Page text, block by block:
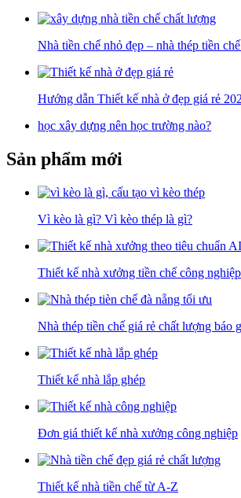
Nhà tiền chế nhỏ đẹp – nhà thép tiền
Hướng dẫn Thiết kế nhà ở đẹp giá rẻ
học xây dựng nên học trường nào?
Sản phẩm mới
Vì kèo là gì? Vì kèo thép là gì?
Thiết kế nhà xưởng tiền chế công
Nhà thép tiền chế giá rẻ chất lượng báo
Thiết kế nhà lắp ghép
Đơn giá thiết kế nhà xưởng công nghiệp
Thiết kế nhà tiền chế từ A-Z